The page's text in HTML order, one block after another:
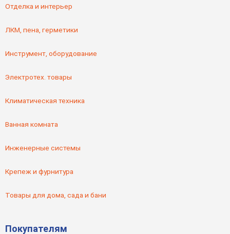
Отделка и интерьер
ЛКМ, пена, герметики
Инструмент, оборудование
Электротех. товары
Климатическая техника
Ванная комната
Инженерные системы
Крепеж и фурнитура
Товары для дома, сада и бани
Покупателям